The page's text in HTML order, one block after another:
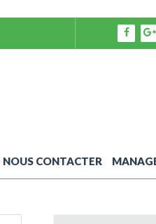
NOUS CONTACTER